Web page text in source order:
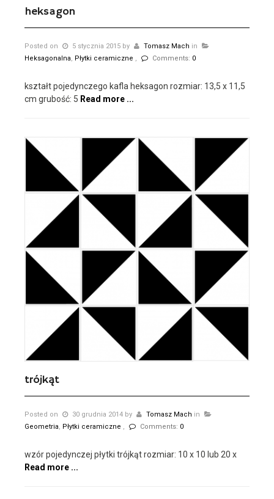
heksagon
Posted on 5 stycznia 2015 by Tomasz Mach in
Heksagonalna, Płytki ceramiczne , Comments: 0
kształt pojedynczego kafla heksagon rozmiar: 13,5 x 11,5
cm grubość: 5 Read more ...
trójkąt
Posted on 30 grudnia 2014 by Tomasz Mach in
Geometria
Płytki ceramiczne Comments: 0
wzór pojedynczej płytki trójkąt rozmiar: 10 x 10 lub 20 x
Read more ...